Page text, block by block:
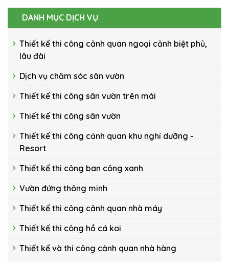
DANH MỤC DỊCH VỤ
Thiết kế thi công cảnh quan ngoại cảnh biệt phủ,
lâu đài
Dịch vụ chăm sóc sân vườn
Thiết kế thi công sân vườn trên mái
Thiết kế thi công sân vườn
Thiết kế thi công cảnh quan khu nghỉ dưỡng -
Resort
Thiết kế thi công ban công xanh
Vườn đứng thông minh
Thiết kế thi công cảnh quan nhà máy
Thiết kế thi công hồ cá koi
Thiết kế và thi công cảnh quan nhà hàng